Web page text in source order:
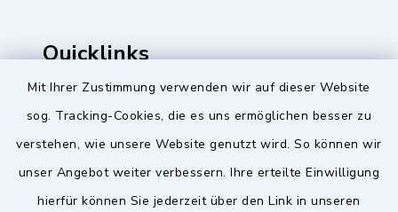
Mit Ihrer Zustimmung verwenden wir auf dieser Website
sog. Tracking-Cookies, die es uns ermöglichen besser zu
verstehen, wie unsere Website genutzt wird. So können wir
unser Angebot weiter verbessern. Ihre erteilte Einwilligung
hierfür können Sie jederzeit über den Link in unseren
Quicklinks
Baupilot
Serviceportal Baden-Württemberg
Website in Leichter Sprache